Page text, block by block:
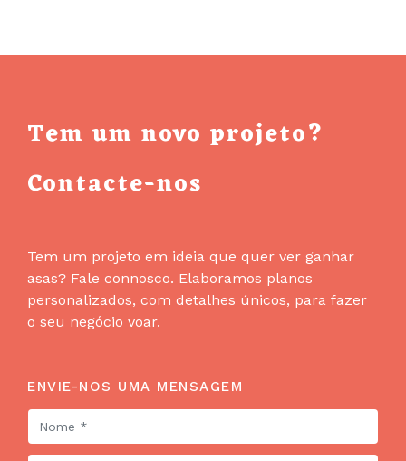
Tem um novo projeto?
Contacte-nos
Tem um projeto em ideia que quer ver ganhar
asas? Fale connosco. Elaboramos planos
personalizados, com detalhes únicos, para fazer
o seu negócio voar.
ENVIE-NOS UMA MENSAGEM